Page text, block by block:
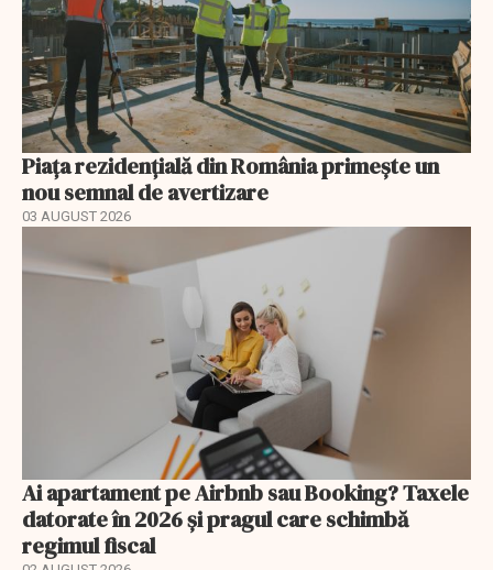
Piața rezidențială din România primește un
nou semnal de avertizare
03 AUGUST 2026
Ai apartament pe Airbnb sau Booking? Taxele
datorate în 2026 și pragul care schimbă
regimul fiscal